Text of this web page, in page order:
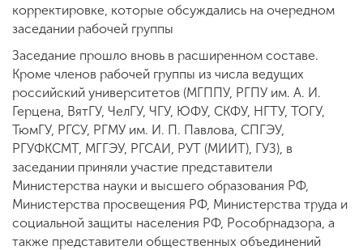
корректировке, которые обсуждались на очередном
заседании рабочей группы
Заседание прошло вновь в расширенном составе.
Кроме членов рабочей группы из числа ведущих
российский университетов (МГППУ, РГПУ им. А. И.
Герцена, ВятГУ, ЧелГУ, ЧГУ, ЮФУ, СКФУ, НГТУ, ТОГУ,
ТюмГУ, РГСУ, РГМУ им. И. П. Павлова, СПГЭУ,
РГУФКСМТ, МГГЭУ, РГСАИ, РУТ (МИИТ), ГУЗ), в
заседании приняли участие представители
Министерства науки и высшего образования РФ,
Министерства просвещения РФ, Министерства труда и
социальной защиты населения РФ, Рособрнадзора, а
также представители общественных объединений